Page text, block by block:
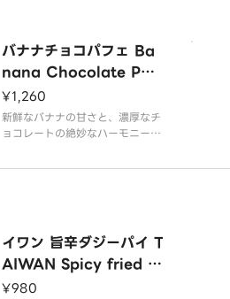
バナナチョコパフェ Ba
nana Chocolate Parf
ait
¥1,260
新鮮なバナナの甘さと、濃厚なチ
ョコレートの絶妙なハーモニーが
したホイップクリームと、サクサ
の舌と心を虜にする一
イワン 旨辛ダジーパイ T
AIWAN Spicy fried c
hicken
¥980